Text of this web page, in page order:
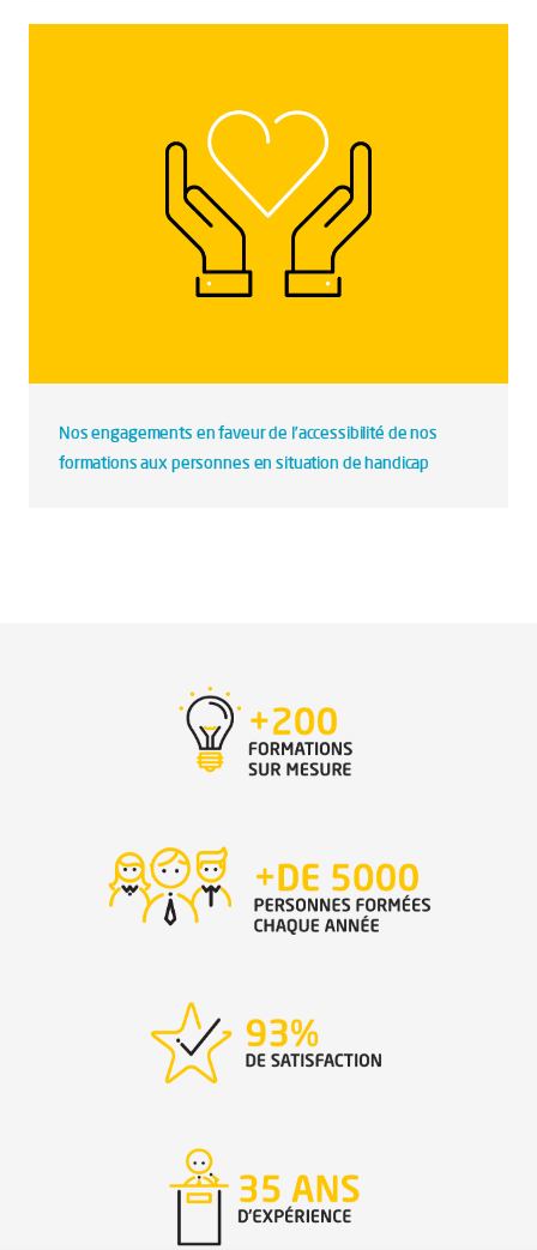
Nos engagements en faveur de l’accessibilité de nos
formations aux personnes en situation de handicap